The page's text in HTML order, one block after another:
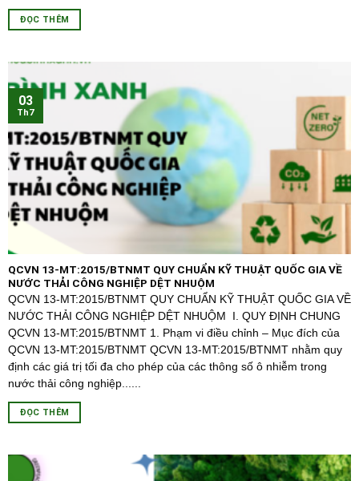
ĐỌC THÊM
QCVN 13-MT:2015/BTNMT QUY CHUẨN KỸ THUẬT QUỐC GIA VỀ
NƯỚC THẢI CÔNG NGHIỆP DỆT NHUỘM
QCVN 13-MT:2015/BTNMT QUY CHUẨN KỸ THUẬT QUỐC GIA VỀ
NƯỚC THẢI CÔNG NGHIỆP DỆT NHUỘM I. QUY ĐỊNH CHUNG
QCVN 13-MT:2015/BTNMT 1. Phạm vi điều chỉnh – Mục đích của
QCVN 13-MT:2015/BTNMT QCVN 13-MT:2015/BTNMT nhằm quy
định các giá trị tối đa cho phép của các thông số ô nhiễm trong
nước thải công nghiệp......
ĐỌC THÊM
03
Th7